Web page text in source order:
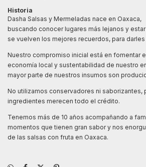
Historia
Dasha Salsas y Mermeladas nace en Oaxaca,
buscando conocer lugares más lejanos y
se vuelven los mejores recuerdos, para
Nuestro compromiso inicial está en fomentar
economía local y sustentabilidad de nuestro
mayor parte de nuestros insumos son
No utilizamos conservadores ni saborizantes,
ingredientes merecen todo el crédito.
Tenemos más de 10 años acompañando a
momentos que tienen gran sabor y nos
de las salsas con fruta en Oaxaca.